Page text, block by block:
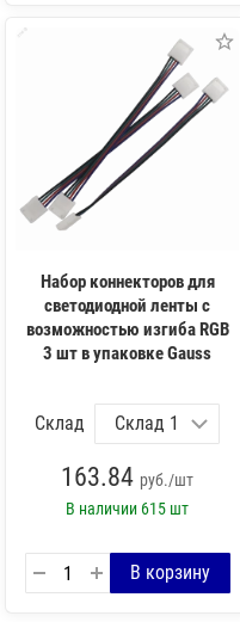
Набор коннекторов для
светодиодной ленты с
возможностью изгиба RGB
3 шт в упаковке Gauss
Склад
163.84 руб./шт
В наличии 615 шт